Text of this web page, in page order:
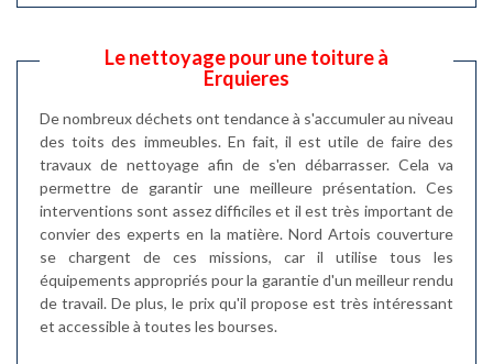
Le nettoyage pour une toiture à
Erquieres
De nombreux déchets ont tendance à s'accumuler au niveau
des toits des immeubles. En fait, il est utile de faire des
travaux de nettoyage afin de s'en débarrasser. Cela va
permettre de garantir une meilleure présentation. Ces
interventions sont assez difficiles et il est très important de
convier des experts en la matière. Nord Artois couverture
se chargent de ces missions, car il utilise tous les
équipements appropriés pour la garantie d'un meilleur rendu
de travail. De plus, le prix qu'il propose est très intéressant
et accessible à toutes les bourses.